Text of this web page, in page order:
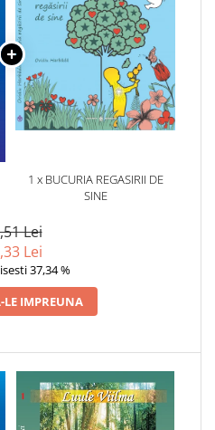
1 x BUCURIA REGASIRII DE
SINE
Lei
Lei
37,34 %
LE IMPREUNA